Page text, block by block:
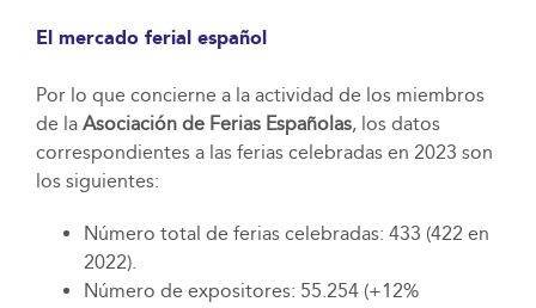
El mercado ferial español
Por lo que concierne a la actividad de los miembros
de la Asociación de Ferias Españolas, los datos
correspondientes a las ferias celebradas en 2023 son
los siguientes:
Número total de ferias celebradas: 433 (422 en
2022).
Número de expositores: 55.254 (+12%